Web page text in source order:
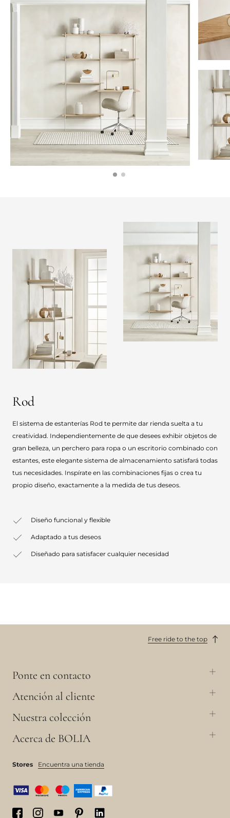
Rod
El sistema de estanterías Rod te permite dar rienda suelta a tu
creatividad. Independientemente de que desees exhibir objetos de
gran belleza, un perchero para ropa o un escritorio combinado con
estantes, este elegante sistema de almacenamiento satisfará todas
tus necesidades. Inspírate en las combinaciones fijas o crea tu
propio diseño, exactamente a la medida de tus deseos.
Diseño funcional y flexible
Adaptado a tus deseos
Diseñado para satisfacer cualquier necesidad
Free ride to the top
Ponte en contacto
Atención al cliente
Nuestra colección
Acerca de BOLIA
Stores Encuentra una tienda